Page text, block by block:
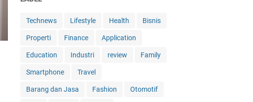
Technews Lifestyle Health Bisnis
Properti Finance Application
Education Industri review Family
Smartphone Travel
Barang dan Jasa Fashion Otomotif